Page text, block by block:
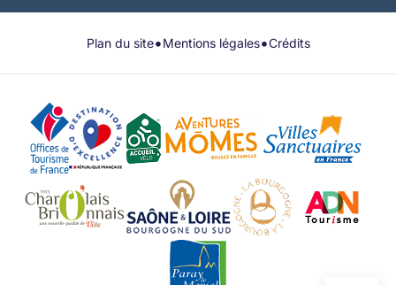
Plan du site•Mentions légales•Crédits